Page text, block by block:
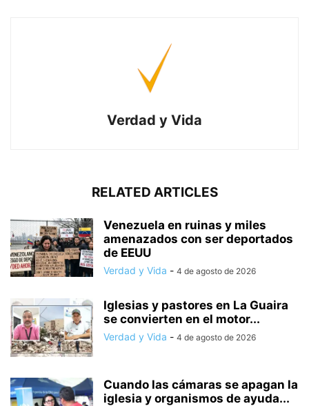
Verdad y Vida
RELATED ARTICLES
Venezuela en ruinas y miles
amenazados con ser deportados
de EEUU
Verdad y Vida - 4 de agosto de 2026
Iglesias y pastores en La Guaira
se convierten en el motor...
Verdad y Vida - 4 de agosto de 2026
Cuando las cámaras se apagan la
iglesia y organismos de ayuda...